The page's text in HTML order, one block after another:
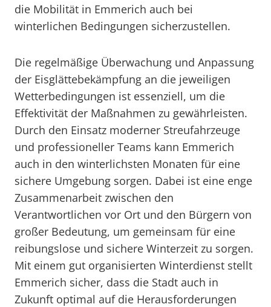
die Mobilität in Emmerich auch bei
winterlichen Bedingungen sicherzustellen.
Die regelmäßige Überwachung und Anpassung
der Eisglättebekämpfung an die jeweiligen
Wetterbedingungen ist essenziell, um die
Effektivität der Maßnahmen zu gewährleisten.
Durch den Einsatz moderner Streufahrzeuge
und professioneller Teams kann Emmerich
auch in den winterlichsten Monaten für eine
sichere Umgebung sorgen. Dabei ist eine enge
Zusammenarbeit zwischen den
Verantwortlichen vor Ort und den Bürgern von
großer Bedeutung, um gemeinsam für eine
reibungslose und sichere Winterzeit zu sorgen.
Mit einem gut organisierten Winterdienst stellt
Emmerich sicher, dass die Stadt auch in
Zukunft optimal auf die Herausforderungen